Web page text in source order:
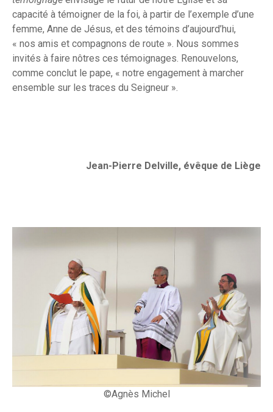
capacité à témoigner de la foi, à partir de l’exemple d’une
femme, Anne de Jésus, et des témoins d’aujourd’hui,
« nos amis et compagnons de route ». Nous sommes
invités à faire nôtres ces témoignages. Renouvelons,
comme conclut le pape, « notre engagement à marcher
ensemble sur les traces du Seigneur ».
Jean-Pierre Delville, évêque de Liège
©Agnès Michel